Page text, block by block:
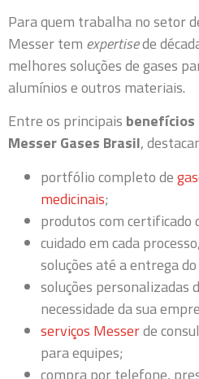
Para quem trabalha no setor
Messer tem expertisede
melhores soluções de gases
alumínios e outros materiais.
Entre os principais benefícios
Messer Gases Brasil,
portfólio completo de
medicinais;
produtos com certificado
cuidado em cada
soluções até a entrega
soluções personalizadas
necessidade da sua
serviços Messerde
para equipes;
compra por telefone,